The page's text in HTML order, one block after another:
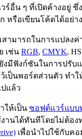
อื่น ๆ ที่เปิดค้างอยู่ ซึ่
หรือเขียนโค้ดได้อย่า
ามารถในการแปลง
เช่น RGB, CMYK,
มีฟังก์ชันในการปรับ
เป็นพอร์ตส่วนตัว ทำ
แล้ว
ให้เป็น ซอฟต์แวร์แบบพ
นได้ทันทีโดยไม่ต้อง
เพื่อนำไปใช้กับคอ